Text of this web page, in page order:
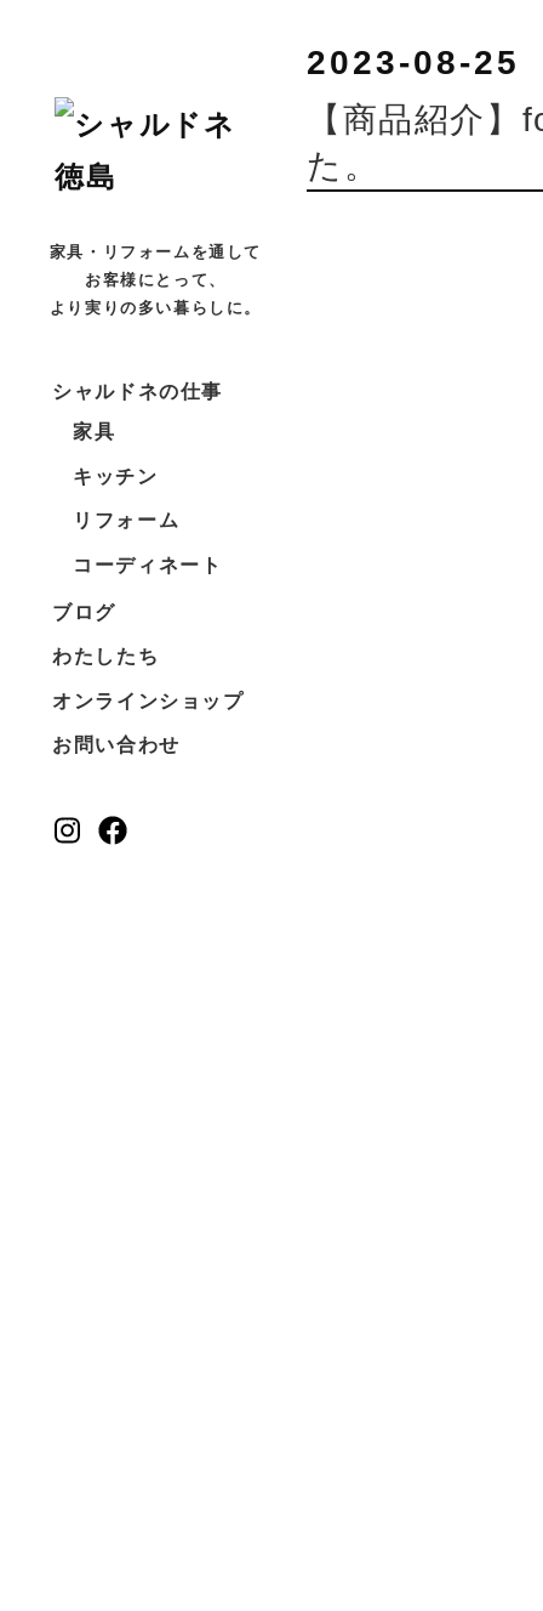
家具・リフォームを通して
お客様にとって、
より実りの多い暮らしに。
シャルドネの仕事
家具
キッチン
リフォーム
コーディネート
ブログ
わたしたち
オンラインショップ
お問い合わせ
2023-08-25
【商品紹介
た。